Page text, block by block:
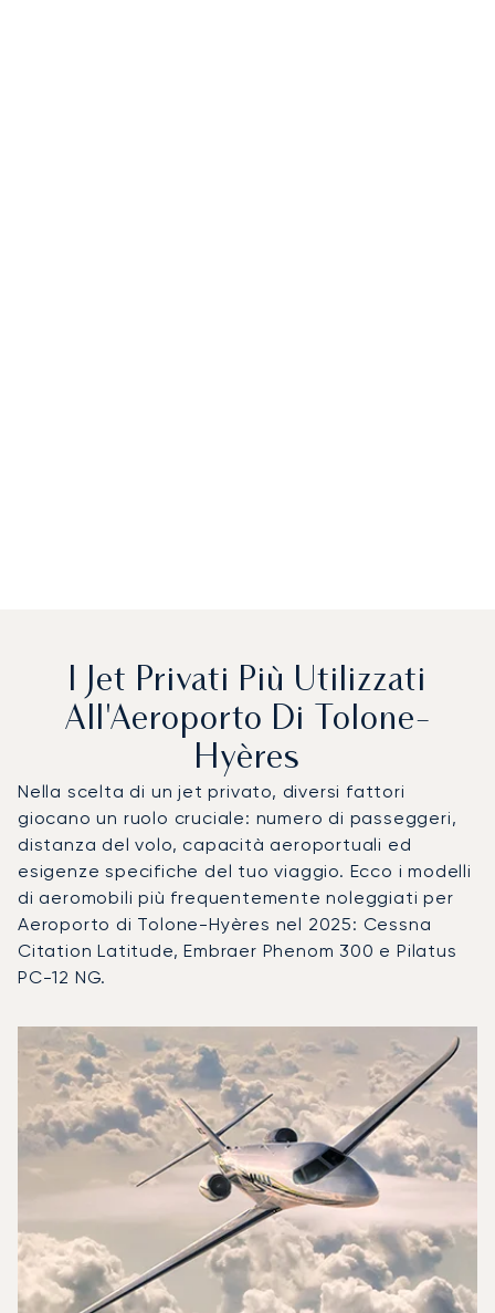
I Jet Privati Più Utilizzati
All'Aeroporto Di Tolone-
Hyères
Nella scelta di un jet privato, diversi fattori
giocano un ruolo cruciale: numero di passeggeri,
distanza del volo, capacità aeroportuali ed
esigenze specifiche del tuo viaggio. Ecco i modelli
di aeromobili più frequentemente noleggiati per
Aeroporto di Tolone-Hyères nel 2025: Cessna
Citation Latitude, Embraer Phenom 300 e Pilatus
PC-12 NG.
Foto dell'aeromobile
Movimenti
Posti
Velocità (km/h)
Autonomia (km)
Autonomia (NM)